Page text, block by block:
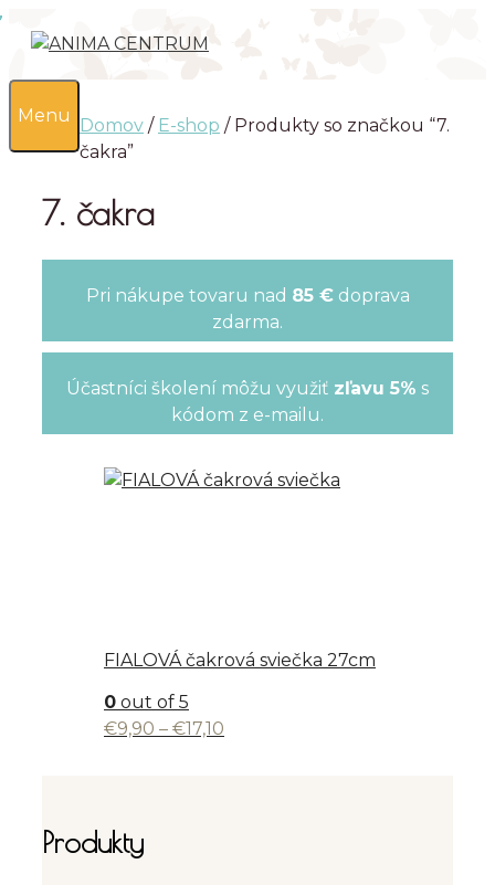
Menu Domov / E-shop / Produkty so značkou “7.
čakra”
7. čakra
Pri nákupe tovaru nad 85 €doprava
zdarma.
Účastníci školení môžu využiť zľavu 5% s
kódom z e-mailu.
FIALOVÁ čakrová sviečka 27cm
0 out of 5
€9,90 – €17,10
Produkty